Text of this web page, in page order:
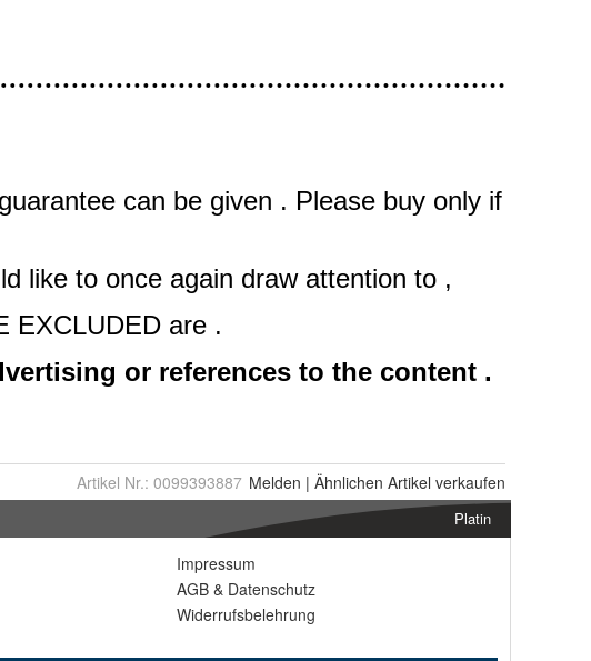
Artikel Nr.: 0099393887 Melden | Ähnlichen Artikel verkaufen
Platin
Impressum
AGB & Datenschutz
Widerrufsbelehrung